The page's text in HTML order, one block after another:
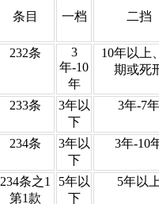
条目 一档 二挡
232条
3
年-10
年
10年以上
期或死
233条
3年以
下
3年-7年
234条
3年以
下
3年-10
234条之1
第1款
5年以
下
5年以